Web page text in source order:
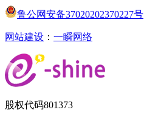
鲁公网安备37020202370227号
网站建设 ： 一瞬网络
股权代码801373